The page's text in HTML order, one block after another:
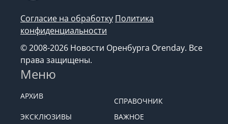
Согласие на обработку Политика
конфиденциальности
© 2008-2026 Новости Оренбурга Orenday. Все
права защищены.
Меню
АРХИВ
СПРАВОЧНИК
ЭКСКЛЮЗИВЫ
ВАЖНОЕ